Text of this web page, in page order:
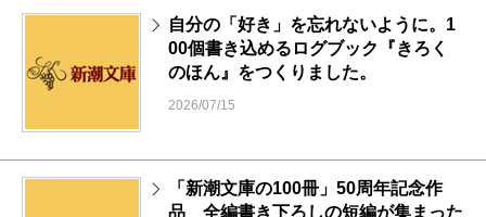
自分の「好き」を忘れないように。1
00個書き込めるログブック『きろく
のほん』をつくりました。
2026/07/15
「新潮文庫の100冊」50周年記念作
品 全編書き下ろしの短編が集まった